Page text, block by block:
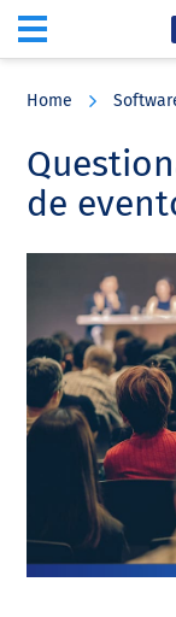
content
sidebar
Home
de